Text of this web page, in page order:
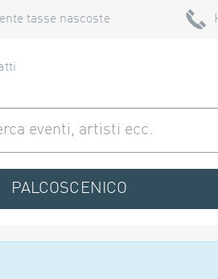
tasse nascoste
PALCOSCENICO